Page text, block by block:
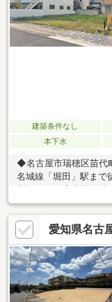
建築条件なし
本下水
◆名古屋市瑞穂区苗代
名城線「堀田」駅まで
利ですね！◆土地面積
ンの立てやすい整形
ハウスメーカー・工
に合ったマイホーム
歩約4分の立地、低学
光中学校」まで徒歩約
店」まで徒歩約7分◆
歩約3分！◆緑豊かな「
愛知県名古